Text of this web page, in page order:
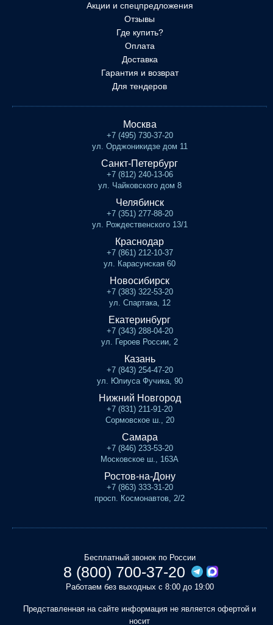
Акции и спецпредложения
Отзывы
Где купить?
Оплата
Доставка
Гарантия и возврат
Для тендеров
Москва
+7 (495) 730-37-20
ул. Орджоникидзе дом 11
Санкт-Петербург
+7 (812) 240-13-06
ул. Чайковского дом 8
Челябинск
+7 (351) 277-88-20
ул. Рождественского 13/1
Краснодар
+7 (861) 212-10-37
ул. Карасунская 60
Новосибирск
+7 (383) 322-53-20
ул. Спартака, 12
Екатеринбург
+7 (343) 288-04-20
ул. Героев России, 2
Казань
+7 (843) 254-47-20
ул. Юлиуса Фучика, 90
Нижний Новгород
+7 (831) 211-91-20
Сормовское ш., 20
Самара
+7 (846) 233-53-20
Московское ш., 163А
Ростов-на-Дону
+7 (863) 333-31-20
просп. Космонавтов, 2/2
Бесплатный звонок по России
8 (800) 700-37-20
Работаем без выходных с 8:00 до 19:00
Представленная на сайте информация не является офертой и
носит